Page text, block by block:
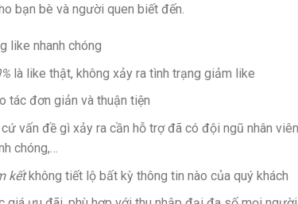
bạn bè và người quen biết đến.
like nhanh chóng
là like thật, không xảy ra tình trạng giảm like
tác đơn giản và thuận tiện
vấn đề gì xảy ra cần hỗ trợ đã có đội ngũ nhân
chóng,…
kếtkhông tiết lộ bất kỳ thông tin nào của quý khách